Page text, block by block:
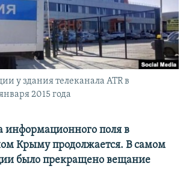
КРЫМА
RLу здания телеканала ATR в
2015 года
информационного поля в
Крыму продолжается. В самом
было прекращено вещание